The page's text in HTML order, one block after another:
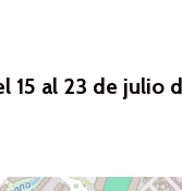
15 al 23 de julio